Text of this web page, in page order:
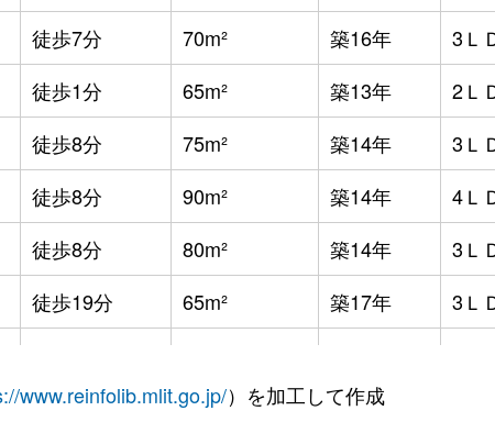
徒歩7分 70m² 築16年 3Ｌ
徒歩1分 65m² 築13年 2Ｌ
徒歩8分 75m² 築14年 3Ｌ
徒歩8分 90m² 築14年 4Ｌ
徒歩8分 80m² 築14年 3Ｌ
徒歩19分 65m² 築17年 3Ｌ
www.reinfolib.mlit.go.jp/）を加工して作成